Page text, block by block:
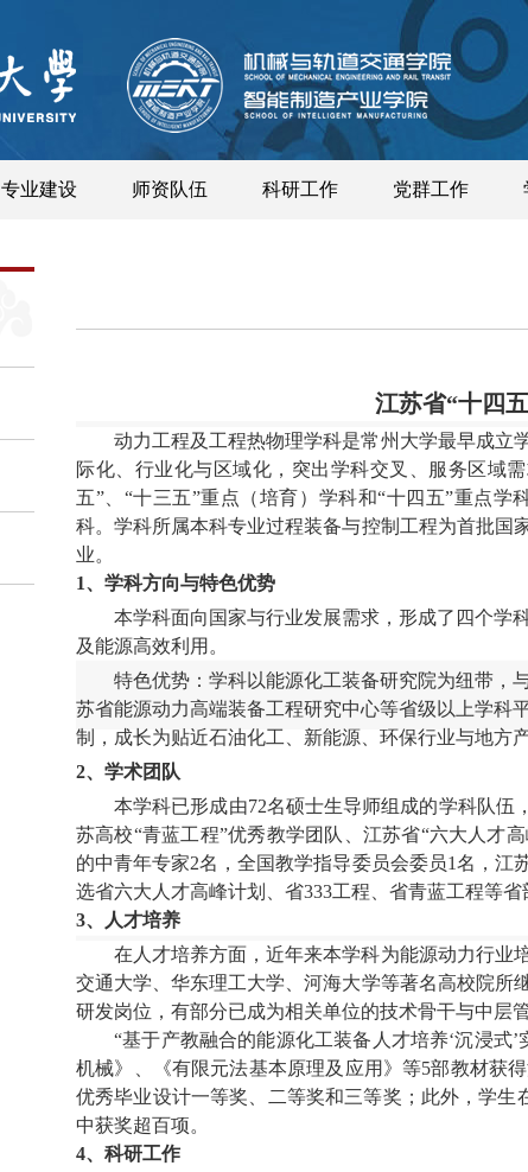
专业建设 师资队伍 科研工作 党群工作
江苏省“十四五
动力工程及工程热物理学科是常州大学最早成立
际化、行业化与区域化，突出学科交叉、服务区域
五”、 “十三五”重点（培育）学科和“十四五”重点学
科。学科所属本科专业过程装备与控制工程为首批国
业。
1、学科方向与特色优势
本学科面向国家与行业发展需求，形成了四个学
及能源高效利用 。
特色优势：学科以能源化工装备研究院为纽带，
苏省能源动力高端装备工程研究中心等省级以上学科
制，成长为贴近石油化工、新能源、环保行业与地方
2、学术团队
本学科已形成由72名硕士生导师组成的学科队伍
苏高校“青蓝工程”优秀教学团队、江苏省“六大人才
的中青年专家2名，全国教学指导委员会委员1名，江
选省六大人才高峰计划、省333工程、省青蓝工程等
3、人才培养
在人才培养方面，近年来本学科为能源动力行业
交通大学、华东理工大学、河海大学等著名高校院所
研发岗位，有部分已成为相关单位的技术骨干与中层
“基于产教融合的能源化工装备人才培养‘沉浸式
机械》 《有限元法基本原理及应用 》等5部教材获
优秀毕业设计一等奖、二等奖和三等奖；此外，学生
中获奖超百项。
4、科研工作